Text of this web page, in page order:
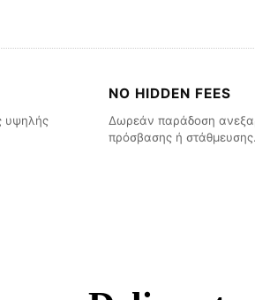
υψηλής
NO HIDDEN FEES
Δωρεάν παράδοση
πρόσβασης ή στάθμευσης.